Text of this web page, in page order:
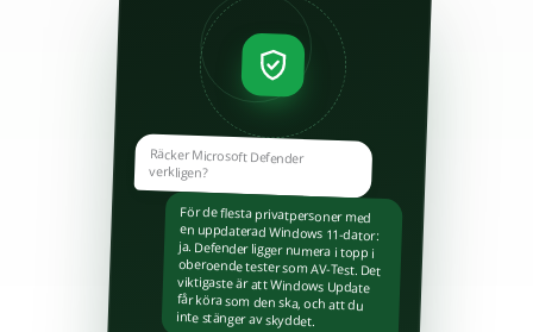
Räcker Microsoft Defender
verkligen?
För de flesta privatpersoner med
en uppdaterad Windows 11-dator:
ja. Defender ligger numera i topp i
oberoende tester som AV-Test. Det
viktigaste är att Windows Update
får köra som den ska, och att du
inte stänger av skyddet.